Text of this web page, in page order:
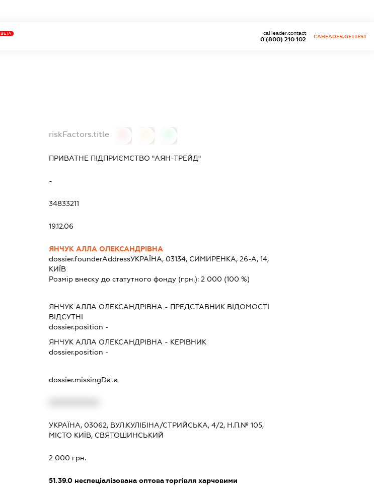
BETA
0 (800) 210 102
caHeader.contact
CAHEADER.GETTEST
riskFactors.title
ПРИВАТНЕ ПІДПРИЄМСТВО "АЯН-ТРЕЙД"
-
34833211
19.12.06
ЯНЧУК АЛЛА ОЛЕКСАНДРІВНА
dossier.founderAddressУКРАЇНА, 03134, СИМИРЕНКА, 26-А, 14,
КИЇВ
Розмір внеску до статутного фонду (грн.): 2 000 (100 %)
ЯНЧУК АЛЛА ОЛЕКСАНДРІВНА - ПРЕДСТАВНИК ВІДОМОСТІ
ВІДСУТНІ
dossier.position -
ЯНЧУК АЛЛА ОЛЕКСАНДРІВНА - КЕРІВНИК
dossier.position -
dossier.missingData
УКРАЇНА, 03062, ВУЛ.КУЛІБІНА/СТРИЙСЬКА, 4/2, Н.П.№ 105,
МІСТО КИЇВ, СВЯТОШИНСЬКИЙ
2 000 грн.
51.39.0неспеціалізована оптова торгівля харчовими